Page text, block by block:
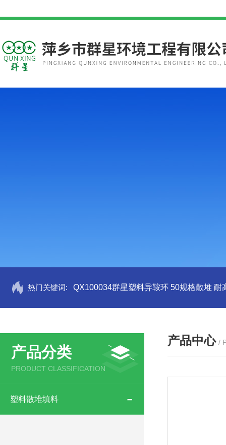
热门关键词: QX100034群星塑料异鞍环 50规格散堆 耐
产品分类
PRODUCT CLASSIFICATION
塑料散堆填料
产品中心 /